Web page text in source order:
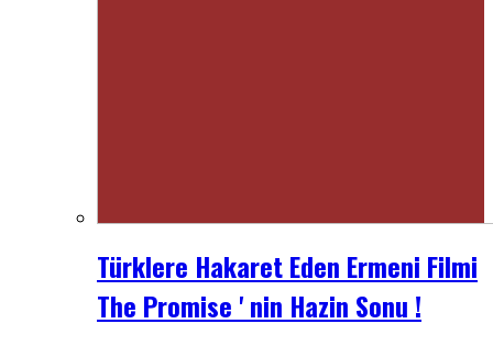
Türklere Hakaret Eden Ermeni Filmi
The Promise ' nin Hazin Sonu !